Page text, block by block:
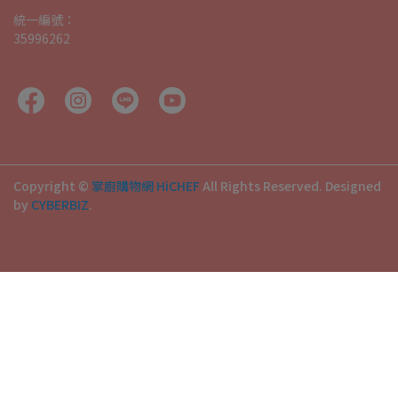
統一編號：
35996262
Copyright © 掌廚購物網 HiCHEF All Rights Reserved. Designed
by CYBERBIZ.